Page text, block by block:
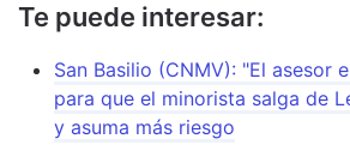
Te puede interesar:
San Basilio (CNMV): "El asesor
para que el minorista salga de
y asuma más riesgo